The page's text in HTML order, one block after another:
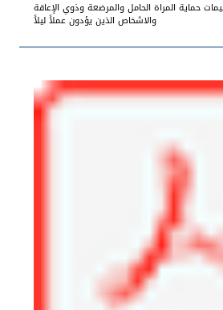
حماية المراة الحامل والمرضعة وذوي الإعاقة
والاشخاص الذين يؤدون عملاً ليلاً